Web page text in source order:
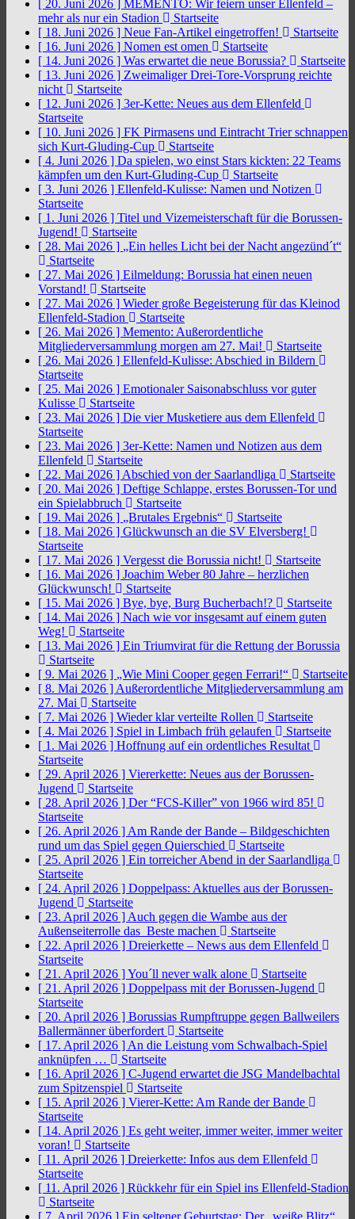
[ 20. Juni 2026 ] MEMENTO: Wir feiern unser Ellenfeld –
mehr als nur ein Stadion
Startseite
[ 18. Juni 2026 ] Neue Fan-Artikel eingetroffen!
Startseite
[ 16. Juni 2026 ] Nomen est omen
Startseite
[ 14. Juni 2026 ] Was erwartet die neue Borussia?
Startseite
[ 13. Juni 2026 ] Zweimaliger Drei-Tore-Vorsprung reichte
nicht
Startseite
[ 12. Juni 2026 ] 3er-Kette: Neues aus dem Ellenfeld
Startseite
[ 10. Juni 2026 ] FK Pirmasens und Eintracht Trier schnappen
sich Kurt-Gluding-Cup
Startseite
[ 4. Juni 2026 ] Da spielen, wo einst Stars kickten: 22 Teams
kämpfen um den Kurt-Gluding-Cup
Startseite
[ 3. Juni 2026 ] Ellenfeld-Kulisse: Namen und Notizen
Startseite
[ 1. Juni 2026 ] Titel und Vizemeisterschaft für die Borussen-
Jugend!
Startseite
[ 28. Mai 2026 ] „Ein helles Licht bei der Nacht angezünd´t“
Startseite
[ 27. Mai 2026 ] Eilmeldung: Borussia hat einen neuen
Vorstand!
Startseite
[ 27. Mai 2026 ] Wieder große Begeisterung für das Kleinod
Ellenfeld-Stadion
Startseite
[ 26. Mai 2026 ] Memento: Außerordentliche
Mitgliederversammlung morgen am 27. Mai!
Startseite
[ 26. Mai 2026 ] Ellenfeld-Kulisse: Abschied in Bildern
Startseite
[ 25. Mai 2026 ] Emotionaler Saisonabschluss vor guter
Kulisse
Startseite
[ 23. Mai 2026 ] Die vier Musketiere aus dem Ellenfeld
Startseite
[ 23. Mai 2026 ] 3er-Kette: Namen und Notizen aus dem
Ellenfeld
Startseite
[ 22. Mai 2026 ] Abschied von der Saarlandliga
Startseite
[ 20. Mai 2026 ] Deftige Schlappe, erstes Borussen-Tor und
ein Spielabbruch
Startseite
[ 19. Mai 2026 ] „Brutales Ergebnis“
Startseite
[ 18. Mai 2026 ] Glückwunsch an die SV Elversberg!
Startseite
[ 17. Mai 2026 ] Vergesst die Borussia nicht!
Startseite
[ 16. Mai 2026 ] Joachim Weber 80 Jahre – herzlichen
Glückwunsch!
Startseite
[ 15. Mai 2026 ] Bye, bye, Burg Bucherbach!?
Startseite
[ 14. Mai 2026 ] Nach wie vor insgesamt auf einem guten
Weg!
Startseite
[ 13. Mai 2026 ] Ein Triumvirat für die Rettung der Borussia
Startseite
[ 9. Mai 2026 ] „Wie Mini Cooper gegen Ferrari!“
Startseite
[ 8. Mai 2026 ] Außerordentliche Mitgliederversammlung am
27. Mai
Startseite
[ 7. Mai 2026 ] Wieder klar verteilte Rollen
Startseite
[ 4. Mai 2026 ] Spiel in Limbach früh gelaufen
Startseite
[ 1. Mai 2026 ] Hoffnung auf ein ordentliches Resultat
Startseite
[ 29. April 2026 ] Viererkette: Neues aus der Borussen-
Jugend
Startseite
[ 28. April 2026 ] Der “FCS-Killer” von 1966 wird 85!
Startseite
[ 26. April 2026 ] Am Rande der Bande – Bildgeschichten
rund um das Spiel gegen Quierschied
Startseite
[ 25. April 2026 ] Ein torreicher Abend in der Saarlandliga
Startseite
[ 24. April 2026 ] Doppelpass: Aktuelles aus der Borussen-
Jugend
Startseite
[ 23. April 2026 ] Auch gegen die Wambe aus der
Außenseiterrolle das Beste machen
Startseite
[ 22. April 2026 ] Dreierkette – News aus dem Ellenfeld
Startseite
[ 21. April 2026 ]You´ll never walk alone
Startseite
[ 21. April 2026 ] Doppelpass mit der Borussen-Jugend
Startseite
[ 20. April 2026 ] Borussias Rumpftruppe gegen Ballweilers
Ballermänner überfordert
Startseite
[ 17. April 2026 ] An die Leistung vom Schwalbach-Spiel
anknüpfen …
Startseite
[ 16. April 2026 ] C-Jugend erwartet die JSG Mandelbachtal
zum Spitzenspiel
Startseite
[ 15. April 2026 ] Vierer-Kette: Am Rande der Bande
Startseite
[ 14. April 2026 ] Es geht weiter, immer weiter, immer weiter
voran!
Startseite
[ 11. April 2026 ] Dreierkette: Infos aus dem Ellenfeld
Startseite
[ 11. April 2026 ] Rückkehr für ein Spiel ins Ellenfeld-Stadion
Startseite
[ 7. April 2026 ] Ein seltener Geburtstag: Der „weiße Blitz“